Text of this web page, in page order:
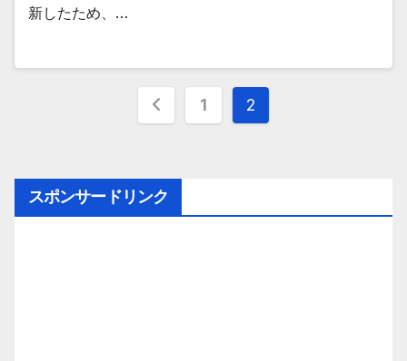
新したため、…
投
の
ペ
1 2
スポンサードリンク